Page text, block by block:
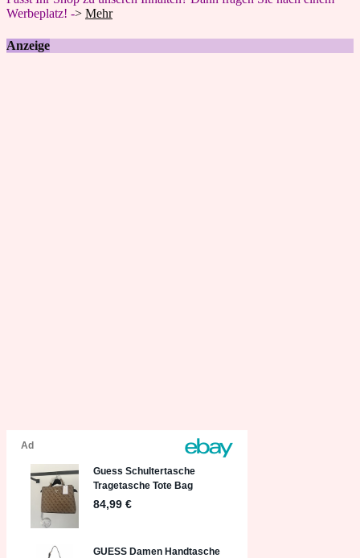
Werbeplatz! -> Mehr
Anzeige